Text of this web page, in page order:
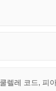
렐레 코드, 피